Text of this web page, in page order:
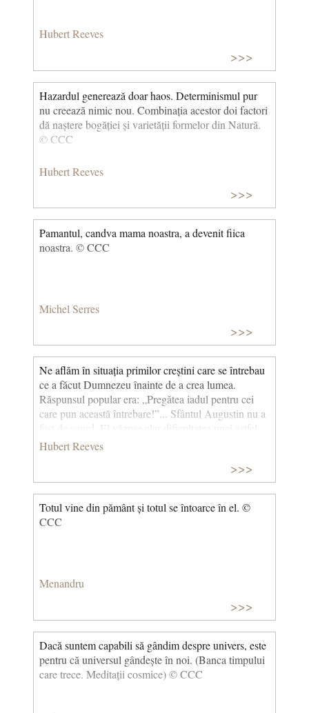
Dispariția) © CCC
Hubert Reeves
>>>
Hazardul generează doar haos. Determinismul pur
nu creează nimic nou. Combinația acestor doi factori
dă naștere bogăției și varietății formelor din Natură.
© CCC
Hubert Reeves
>>>
Pamantul, candva mama noastra, a devenit fiica
noastra. © CCC
Michel Serres
>>>
Ne aflăm în situația primilor creștini care se întrebau
ce a făcut Dumnezeu înainte de a crea lumea.
Răspunsul popular era: „Pregătea iadul pentru cei
care pun această întrebare!”... Sfântul Augustin nu a
fost de acord. El văzuse clar dificultatea unei astfel
de întrebări. Ea presupunea că timpul exista
doar cea a materiei, ci și cea a timpului!” (Cea mai
frumoasă poveste din lume) © CCC
Hubert Reeves
>>>
Totul vine din pământ și totul se întoarce în el. ©
CCC
Menandru
>>>
Dacă suntem capabili să gândim despre univers, este
pentru că universul gândește în noi. (Banca timpului
care trece. Meditații cosmice) © CCC